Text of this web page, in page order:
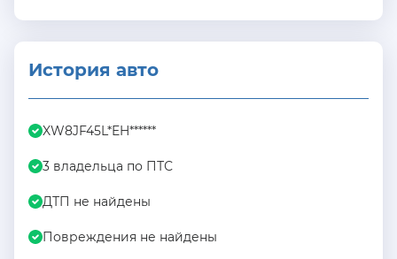
История авто
XW8JF45L*EH******
3 владельца по ПТС
ДТП не найдены
Повреждения не найдены